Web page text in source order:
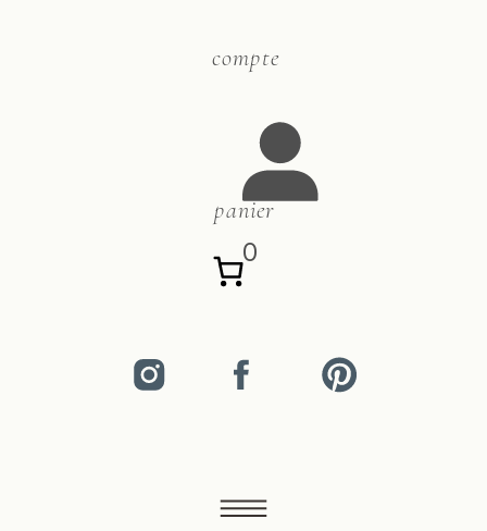
compte
panier
0